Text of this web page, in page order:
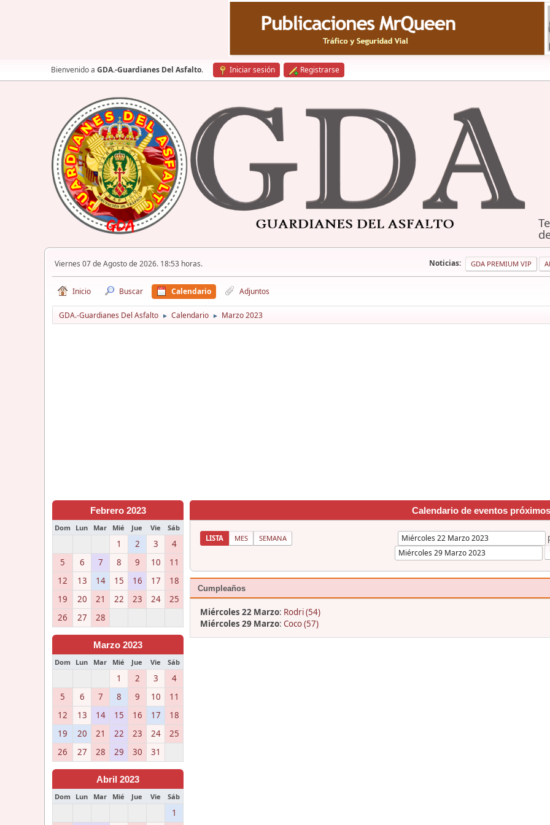
Bienvenido a GDA.-Guardianes Del Asfalto. Iniciar sesión Registrarse
Viernes 07 de Agosto de 2026. 18:53 horas. Noticias: GDA PREMIUM VIP
Inicio Buscar Calendario Adjuntos
GDA.-Guardianes Del Asfalto ► Calendario ► Marzo 2023
Febrero 2023
Dom Lun Mar Mié Jue Vie Sáb
1 2 3
4
5
6 7 8 9 10
11
12
13 14 15 16 17
18
19
20 21 22 23 24
25
26
27 28
Marzo 2023
Dom Lun Mar Mié Jue Vie Sáb
1 2 3
4
5
6 7 8 9 10
11
12
13 14 15 16 17
18
19
20 21 22 23 24
25
26
27 28 29 30 31
Abril 2023
Dom Lun Mar Mié Jue Vie Sáb
1
Calendario de eventos próximos
LISTA MES SEMANA
Cumpleaños
Miércoles 22 Marzo: Rodri (54)
Miércoles 29 Marzo: Coco (57)